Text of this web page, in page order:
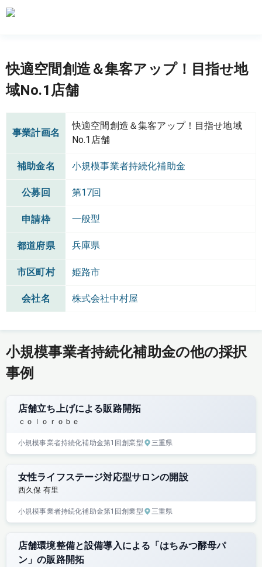
快適空間創造＆集客アップ！目指せ地
域No.1店舗
事業計画名
快適空間創造＆集客アップ！目指せ地域
No.1店舗
補助金名 小規模事業者持続化補助金
公募回 第17回
申請枠 一般型
都道府県 兵庫県
市区町村 姫路市
会社名 株式会社中村屋
小規模事業者持続化補助金の他の採択
事例
店舗立ち上げによる販路開拓
ｃｏｌｏｒｏｂｅ
小規模事業者持続化補助金第1回創業型 三重県
女性ライフステージ対応型サロンの開設
西久保 有里
小規模事業者持続化補助金第1回創業型 三重県
店舗環境整備と設備導入による「はちみつ酵母パ
ン」の販路開拓